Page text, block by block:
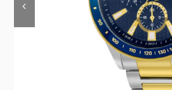
Contacto